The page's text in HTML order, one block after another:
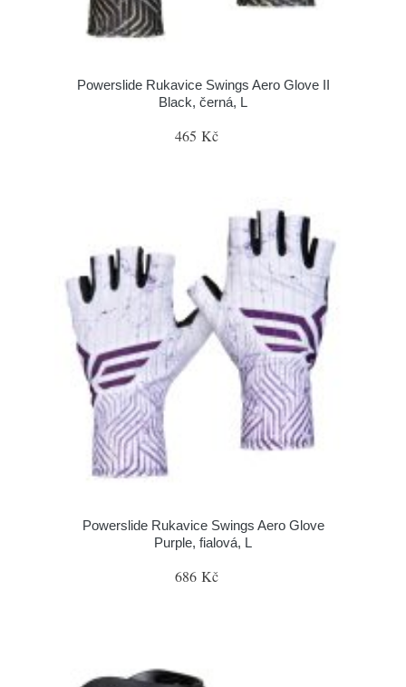
Powerslide Rukavice Swings Aero Glove II
Black, černá, L
465 Kč
Powerslide Rukavice Swings Aero Glove
Purple, fialová, L
686 Kč